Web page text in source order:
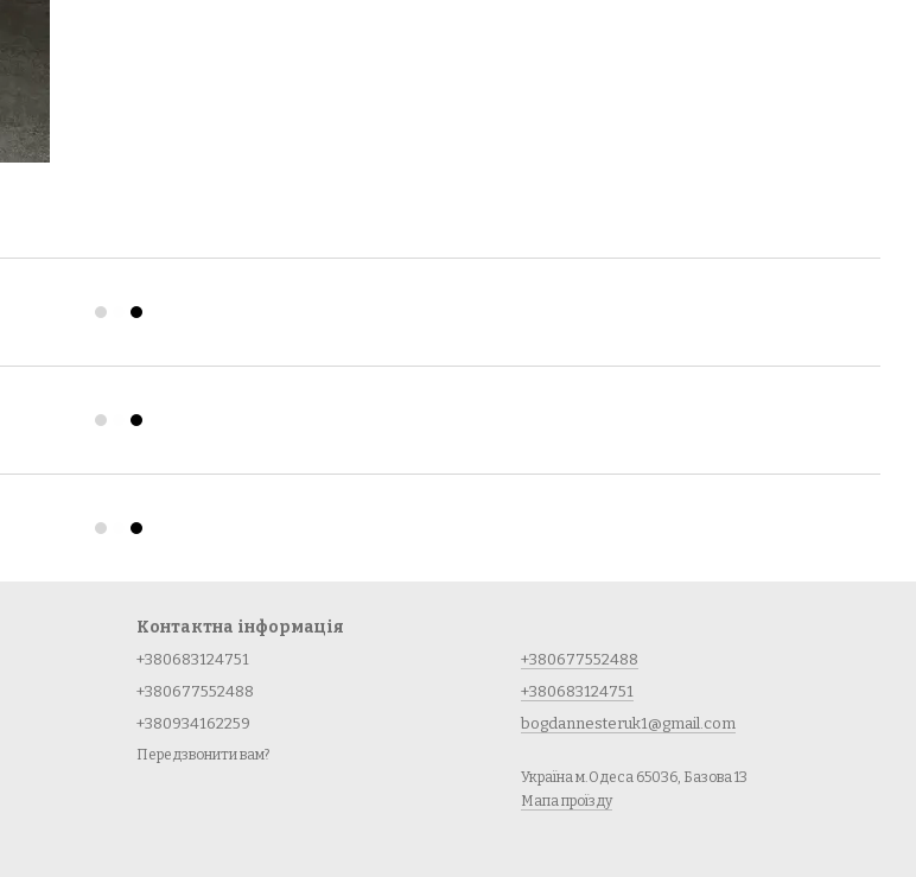
Контактна інформація
+380683124751
+380677552488
+380934162259
Передзвонити вам?
+380677552488
+380683124751
bogdannesteruk1@gmail.com
Україна м.Одеса 65036, Базова 13
Мапа проїзду